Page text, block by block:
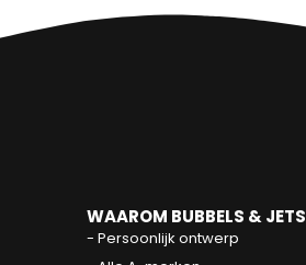
WAAROM BUBBELS & JETS
- Persoonlijk ontwerp